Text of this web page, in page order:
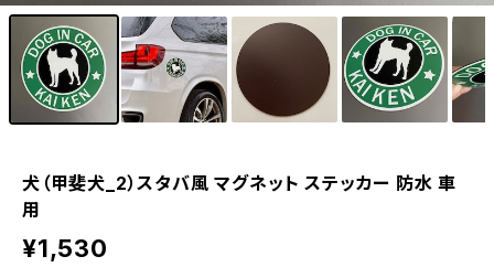
犬（甲斐犬_2）スタバ風 マグネット ステッカー 防水 車
用
¥1,530